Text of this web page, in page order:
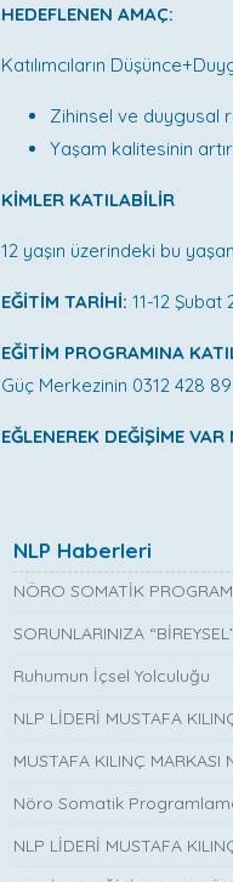
HEDEFLENEN AMAÇ:
Katılımcıların
Zihinsel ve duygusal
Yaşam kalitesinin
KİMLER KATILABİLİR
12 yaşın üzerindeki bu
EĞİTİM TARİHİ: 11-12 Şubat
EĞİTİM PROGRAMINA
Güç Merkezinin 0312 428
EĞLENEREK DEĞİŞİME
NLP Haberleri
NÖRO SOMATİK
SORUNLARINIZA
Ruhumun İçsel Yolculuğu
NLP LİDERİ MUSTAFA
MUSTAFA KILINÇ MARKASI
Nöro Somatik
NLP LİDERİ MUSTAFA